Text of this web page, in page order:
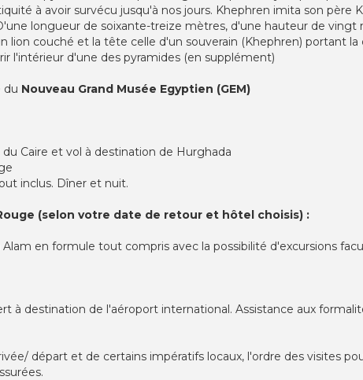
à avoir survécu jusqu'à nos jours. Khephren imita son père
longueur de soixante-treize mètres, d'une hauteur de
lion couché et la tête celle d'un souverain (Khephren) portant
l'intérieur d'une des pyramides (en supplément)
du Nouveau Grand Musée Egyptien (GEM)
Caire et vol à destination de Hurghada
inclus. Dîner et nuit.
(selon votre date de retour et hôtel choisis) :
en formule tout compris avec la possibilité d'excursions
à destination de l'aéroport international. Assistance aux
départ et de certains impératifs locaux, l'ordre des visites